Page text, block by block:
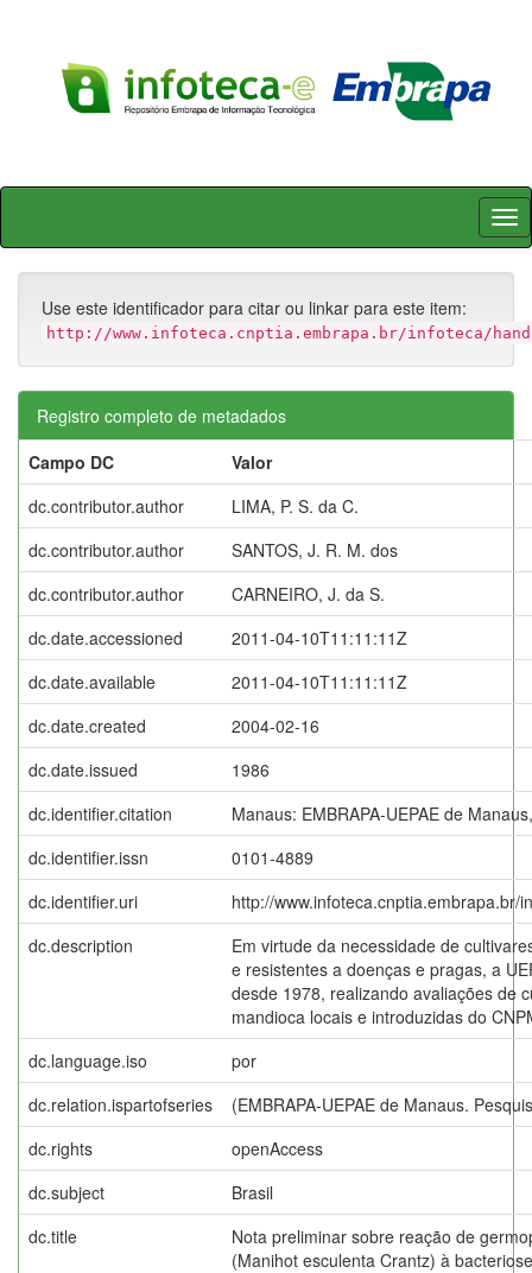
Skip
Use este identificador para citar ou linkar para este item:
http://www.infoteca.cnptia.embrapa.br/infoteca/
Registro completo de metadados
Campo DC
Valor
dc.contributor.author
LIMA, P. S. da C.
dc.contributor.author
SANTOS, J. R. M. dos
dc.contributor.author
CARNEIRO, J. da S.
dc.date.accessioned
2011-04-10T11:11:11Z
dc.date.available
2011-04-10T11:11:11Z
dc.date.created
2004-02-16
dc.date.issued
1986
dc.identifier.citation
Manaus: EMBRAPA-UEPAE de
dc.identifier.issn
0101-4889
dc.identifier.uri
http://www.infoteca.cnptia.embrapa.br/
dc.description
Em virtude da necessidade de
e resistentes a doenças e pragas, a
desde 1978, realizando avaliações de
mandioca locais e introduzidas do
dc.language.iso
por
dc.relation.ispartofseries
(EMBRAPA-UEPAE de Manaus.
dc.rights
openAccess
dc.subject
Brasil
dc.title
Nota preliminar sobre reação de
(Manihot esculenta Crantz) à